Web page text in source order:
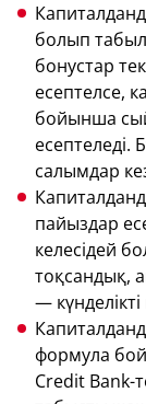
болып
бонустар
есептелсе,
бойынша
есептеледі.
салымдар
пайыздар
келесідей
тоқсандық,
—
формула
Credit Bank-